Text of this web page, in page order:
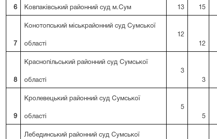
6 Ковпаківський районний суд м.Сум 13 15
7
Конотопський міськрайонний суд Сумської
області
12
12
8
Краснопільський районний суд Сумської
області
3
3
9
Кролевецький районний суд Сумської
області
5
5
Лебединський районний суд Сумської